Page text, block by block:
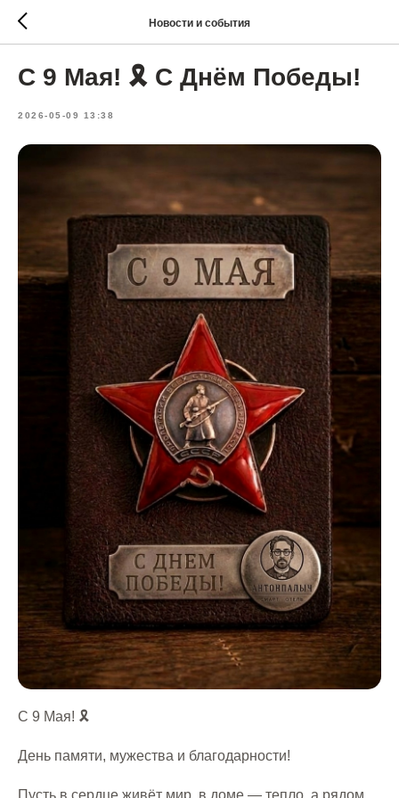
Новости и события
С 9 Мая! 🎗️ С Днём Победы!
2026-05-09 13:38
С 9 Мая! 🎗️
День памяти, мужества и благодарности!